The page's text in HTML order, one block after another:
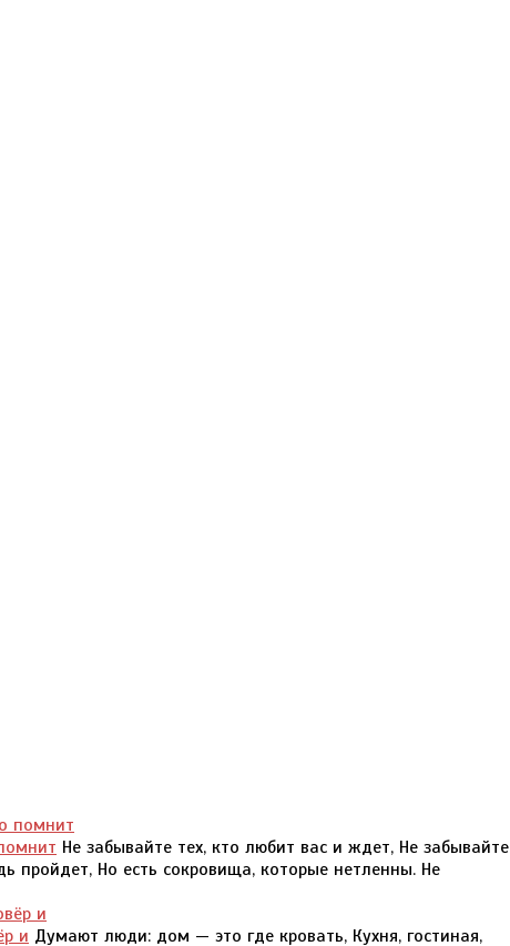
Не забывайте тех, кто любит вас и ждет, Не забывайте
пройдет, Но есть сокровища, которые нетленны. Не
и Думают люди: дом — это где кровать, Кухня, гостиная,